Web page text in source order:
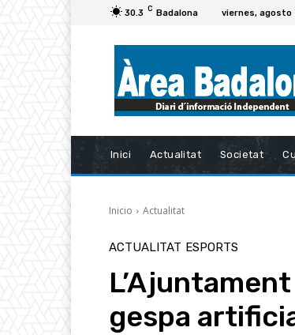
30.3 C Badalona viernes, agosto
Inici Actualitat Societat
Inicio Actualitat
ACTUALITAT ESPORTS
gespa